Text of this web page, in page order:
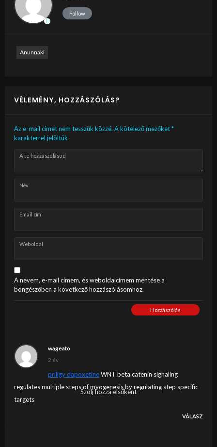
Follow
Anunnaki
VÉLEMÉNY, HOZZÁSZÓLÁS?
Az e-mail címet nem tesszük közzé. A kötelező mezőket*
karakterrel jelöltük
A te hozzászólásod
Név
Email cím
Weboldal
A nevem, e-mail címem, és weboldalcímem mentése a
böngészőben a következő hozzászólásomhoz.
Hozzászólás
wageato
2 év
priligy dapoxetineWNT beta catenin signaling
regulates multiple steps of myogenesis by regulating step specific
targets
VÁLASZ
Szólj hozzá elsőként